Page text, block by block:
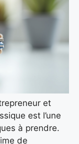
et
est l’une
à prendre.
de